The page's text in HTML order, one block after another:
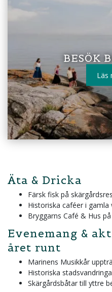
BESÖK
Läs
Äta & Dricka
Färsk fisk på
Historiska caféer i gamla
Bryggarns Café & Hus
Evenemang &
året runt
Marinens Musikkår
Historiska
Skärgårdsbåtar till yttre